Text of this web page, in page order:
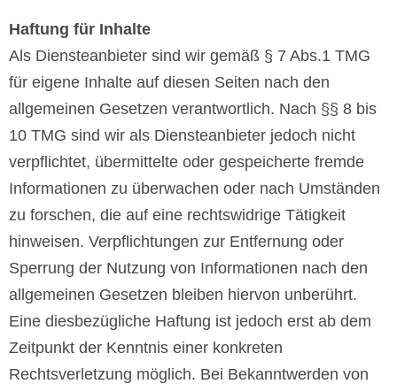
Haftung für Inhalte
Als Diensteanbieter sind wir gemäß § 7 Abs.1 TMG
für eigene Inhalte auf diesen Seiten nach den
allgemeinen Gesetzen verantwortlich. Nach §§ 8 bis
10 TMG sind wir als Diensteanbieter jedoch nicht
verpflichtet, übermittelte oder gespeicherte fremde
Informationen zu überwachen oder nach Umständen
zu forschen, die auf eine rechtswidrige Tätigkeit
hinweisen. Verpflichtungen zur Entfernung oder
Sperrung der Nutzung von Informationen nach den
allgemeinen Gesetzen bleiben hiervon unberührt.
Eine diesbezügliche Haftung ist jedoch erst ab dem
Zeitpunkt der Kenntnis einer konkreten
Rechtsverletzung möglich. Bei Bekanntwerden von